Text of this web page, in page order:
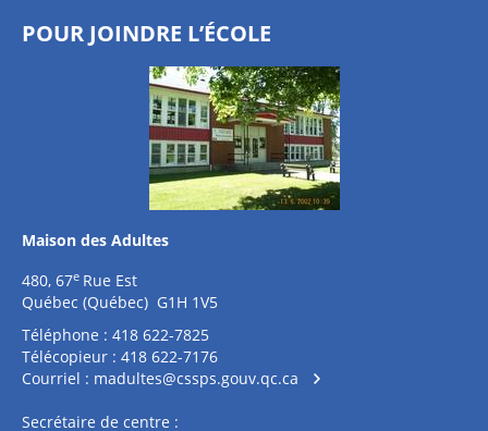
POUR JOINDRE L’ÉCOLE
Maison des Adultes
480, 67e Rue Est
Québec (Québec) G1H 1V5
Téléphone : 418 622-7825
Télécopieur : 418 622-7176
Courriel : madultes@cssps.gouv.qc.ca
Secrétaire de centre :